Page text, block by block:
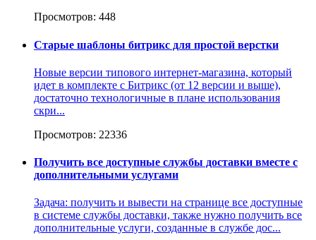
Просмотров: 448
Старые шаблоны битрикс для простой верстки
Новые версии типового интернет-магазина, который
идет в комплекте с Битрикс (от 12 версии и выше),
достаточно технологичные в плане использования
скри...
Просмотров: 22336
Получить все доступные службы доставки вместе с
дополнительными услугами
Задача: получить и вывести на странице все доступные
в системе службы доставки, также нужно получить все
дополнительные услуги, созданные в службе дос...